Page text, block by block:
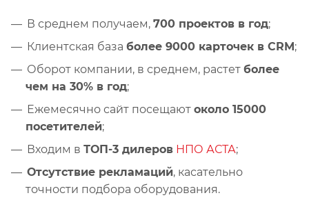
В среднем получаем, 700 проектов в год;
Клиентская база более 9000 карточек в CRM;
Оборот компании, в среднем, растет более
чем на 30% в год;
Ежемесячно сайт посещают около 15000
посетителей;
Входим в ТОП-3 дилеров НПО АСТА;
Отсутствие рекламаций, касательно
точности подбора оборудования.